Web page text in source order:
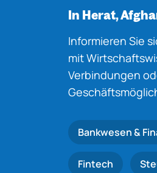
In Herat,
Informieren Sie
mit
Verbindungen
Bankwesen &
Fintech